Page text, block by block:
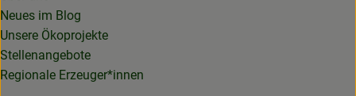
Neues im Blog
Unsere Ökoprojekte
Stellenangebote
Regionale Erzeuger*innen